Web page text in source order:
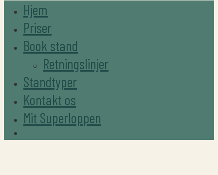
Hjem
Priser
Book stand
Retningslinjer
Standtyper
Kontakt os
Mit Superloppen